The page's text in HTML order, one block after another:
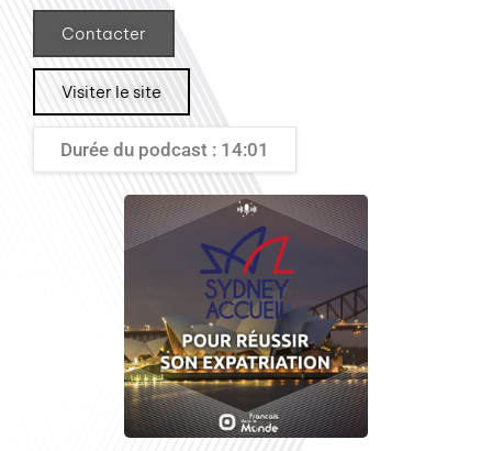
Contacter
Visiter le site
Durée du podcast : 14:01